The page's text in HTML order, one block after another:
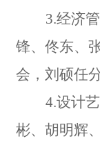
3.经济
锋、佟东、
会，刘硕任
4.设计
彬、胡明辉